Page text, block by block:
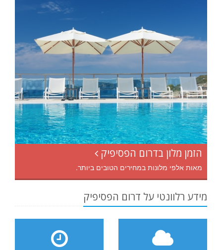
הזמן מלון בדרום הפסיפיק
מאות אלפי מלונות במחירים הטובים ביותר.
מידע רלוונטי על דרום הפסיפיק